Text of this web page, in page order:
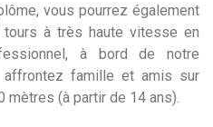
vous pourrez également
à très haute vitesse en
à bord de notre
affrontez famille et amis sur
(à partir de 14 ans).